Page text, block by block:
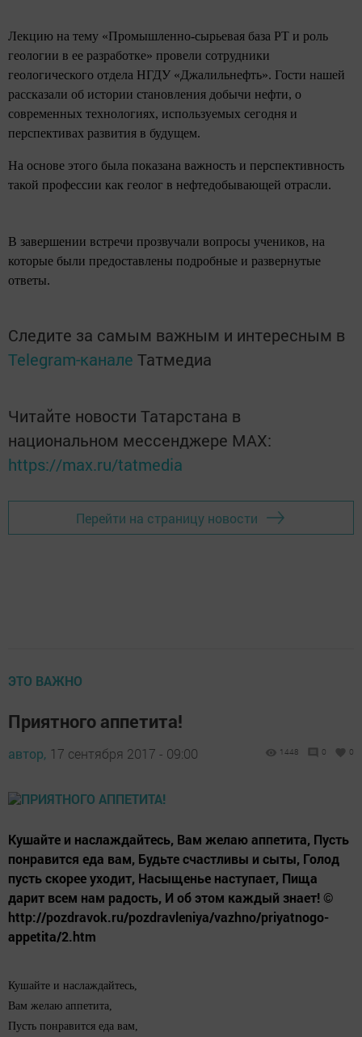
Лекцию на тему «Промышленно-сырьевая база РТ и роль
геологии в ее разработке» провели сотрудники
геологического отдела НГДУ «Джалильнефть». Гости нашей
рассказали об истории становления добычи нефти, о
современных технологиях, используемых сегодня и
перспективах развития в будущем.
На основе этого была показана важность и перспективность
такой профессии как геолог в нефтедобывающей отрасли.
В завершении встречи прозвучали вопросы учеников, на
которые были предоставлены подробные и развернутые
ответы.
Следите за самым важным и интересным в
Telegram-канале Татмедиа
Читайте новости Татарстана в
национальном мессенджере MАХ:
https://max.ru/tatmedia
Перейти на страницу новости
ЭТО ВАЖНО
Приятного аппетита!
автор, 17 сентября 2017 - 09:00 1448 0 0
Кушайте и наслаждайтесь, Вам желаю аппетита, Пусть
понравится еда вам, Будьте счастливы и сыты, Голод
пусть скорее уходит, Насыщенье наступает, Пища
дарит всем нам радость, И об этом каждый знает! ©
http://pozdravok.ru/pozdravleniya/vazhno/priyatnogo-
appetita/2.htm
Кушайте и наслаждайтесь,
Вам желаю аппетита,
Пусть понравится еда вам,